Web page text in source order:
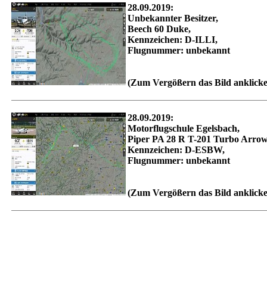
28.09.2019:
Unbekannter Besitzer,
Beech 60 Duke,
Kennzeichen: D-ILLI,
Flugnummer: unbekannt
(Zum Vergößern das Bild
28.09.2019:
Motorflugschule Egelsbach,
Piper PA 28 R T-201 Turbo
Kennzeichen: D-ESBW,
Flugnummer: unbekannt
(Zum Vergößern das Bild